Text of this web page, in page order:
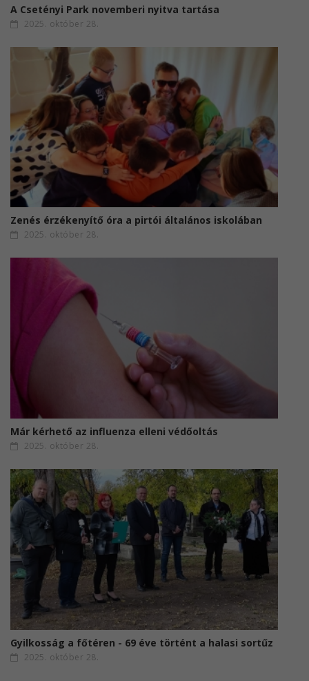
A Csetényi Park novemberi nyitva tartása
2025. október 28.
Zenés érzékenyítő óra a pirtói általános iskolában
2025. október 28.
Már kérhető az influenza elleni védőoltás
2025. október 28.
Gyilkosság a főtéren - 69 éve történt a halasi sortűz
2025. október 28.